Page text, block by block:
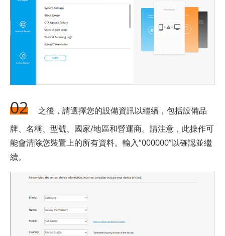
02
之後，請選擇您的設備資訊以繼續，包括設備品
牌、名稱、型號、國家/地區和營運商。請注意，此操作可
能會清除您裝置上的所有資料。輸入“000000”以確認並繼
續。